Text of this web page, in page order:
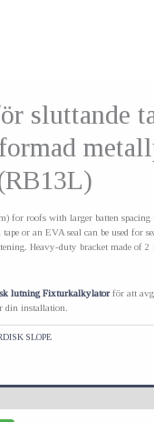
sluttande
for roofs with larger batten spacing
or an EVA seal can be used for
Heavy-duty bracket made of 2
lutning Fixturkalkylatorför att
din installation.
SLOPE